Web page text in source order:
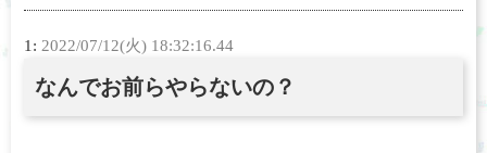
1: 2022/07/12(火) 18:32:16.44
なんでお前らやらないの？